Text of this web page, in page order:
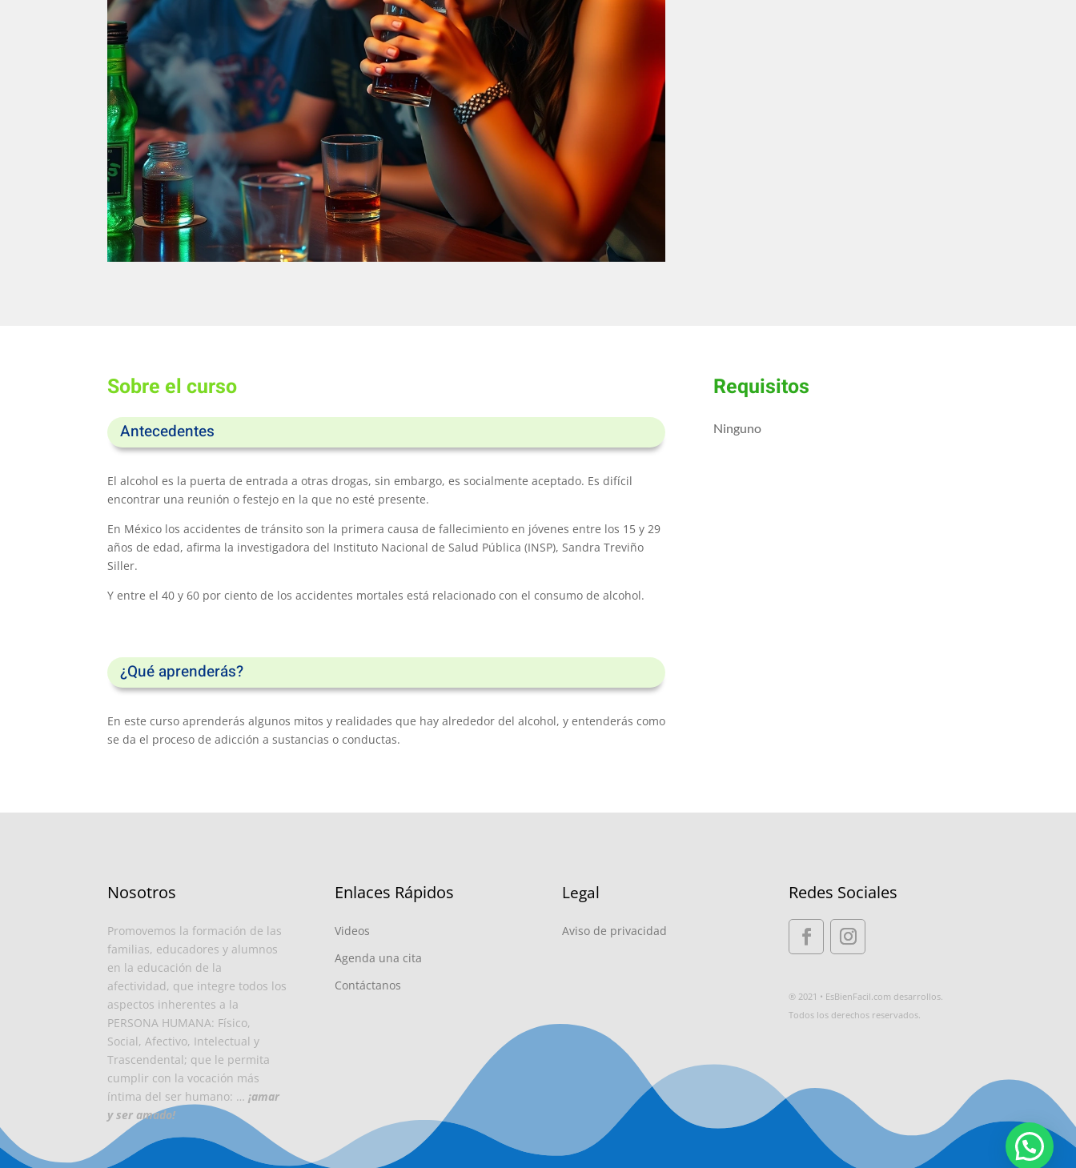
Sobre el curso
Antecedentes
El alcohol es la puerta de entrada a otras drogas, sin embargo, es socialmente aceptado. Es difícil
encontrar una reunión o festejo en la que no esté presente.
En México los accidentes de tránsito son la primera causa de fallecimiento en jóvenes entre los 15 y 29
años de edad, afirma la investigadora del Instituto Nacional de Salud Pública (INSP), Sandra Treviño
Siller.
Y entre el 40 y 60 por ciento de los accidentes mortales está relacionado con el consumo de alcohol.
¿Qué aprenderás?
En este curso aprenderás algunos mitos y realidades que hay alrededor del alcohol, y entenderás como
se da el proceso de adicción a sustancias o conductas.
Requisitos
Ninguno
Nosotros
Promovemos la formación de las
familias, educadores y alumnos
en la educación de la
afectividad, que integre todos los
aspectos inherentes a la
PERSONA HUMANA: Físico,
Social, Afectivo, Intelectual y
Trascendental; que le permita
cumplir con la vocación más
íntima del ser humano: …¡amar
y ser amado!
Enlaces Rápidos
Videos
Agenda una cita
Contáctanos
Legal
Aviso de privacidad
Redes Sociales
® 2021 • EsBienFacil.com desarrollos.
Todos los derechos reservados.